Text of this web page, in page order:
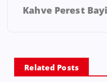
Kahve Perest
Related Posts